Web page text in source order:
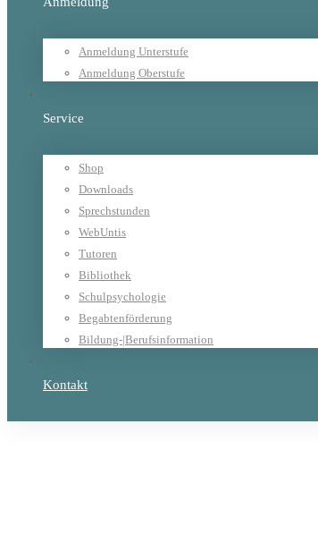
Anmeldung Unterstufe
Anmeldung Oberstufe
Service
Shop
Downloads
Sprechstunden
WebUntis
Tutoren
Bibliothek
Schulpsychologie
Begabtenförderung
Bildung-|Berufsinformation
Kontakt